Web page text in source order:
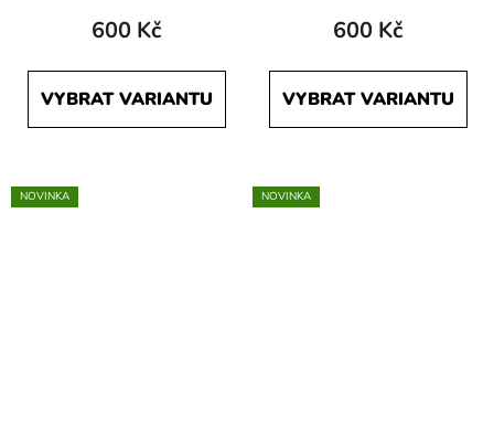
600 Kč
VYBRAT VARIANTU
600 Kč
VYBRAT VARIANTU
NOVINKA NOVINKA